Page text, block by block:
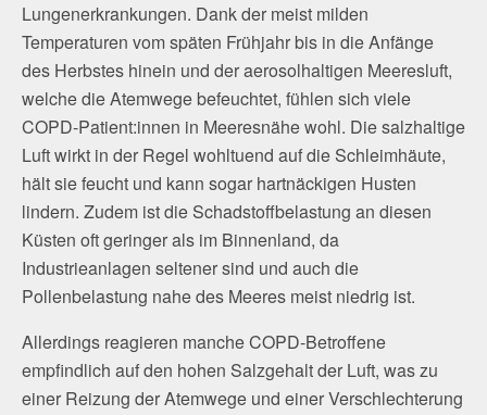
Lungenerkrankungen. Dank der meist milden
Temperaturen vom späten Frühjahr bis in die Anfänge
des Herbstes hinein und der aerosolhaltigen Meeresluft,
welche die Atemwege befeuchtet, fühlen sich viele
COPD-Patient:innen in Meeresnähe wohl. Die salzhaltige
Luft wirkt in der Regel wohltuend auf die Schleimhäute,
hält sie feucht und kann sogar hartnäckigen Husten
lindern. Zudem ist die Schadstoffbelastung an diesen
Küsten oft geringer als im Binnenland, da
Industrieanlagen seltener sind und auch die
Pollenbelastung nahe des Meeres meist niedrig ist.
Allerdings reagieren manche COPD-Betroffene
empfindlich auf den hohen Salzgehalt der Luft, was zu
einer Reizung der Atemwege und einer Verschlechterung